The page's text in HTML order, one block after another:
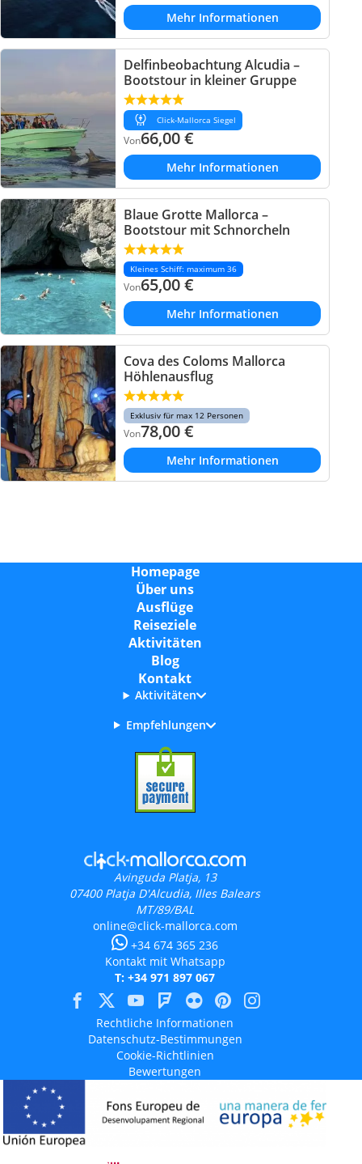
Mehr Informationen
Delfinbeobachtung Alcudia –
Bootstour in kleiner Gruppe
Click-Mallorca Siegel
Von66,00€
Mehr Informationen
Blaue Grotte Mallorca –
Bootstour mit Schnorcheln
Kleines Schiff: maximum 36
Von65,00€
Mehr Informationen
Cova des Coloms Mallorca
Höhlenausflug
Exklusiv für max 12 Personen
Von78,00€
Mehr Informationen
Homepage
Über uns
Ausflüge
Reiseziele
Aktivitäten
Blog
Kontakt
Aktivitäten
Empfehlungen
Avinguda Platja, 13
07400 Platja D'Alcudia, Illes Balears
MT/89/BAL
online@click-mallorca.com
+34 674 365 236
Kontakt mit Whatsapp
T: +34 971 897 067
Rechtliche Informationen
Datenschutz-Bestimmungen
Cookie-Richtlinien
Bewertungen